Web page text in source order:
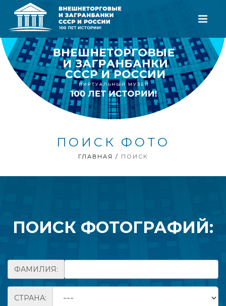
ПОИСК ФОТО
ГЛАВНАЯ / ПОИСК
ПОИСК ФОТОГРАФИЙ:
ФАМИЛИЯ:
СТРАНА: